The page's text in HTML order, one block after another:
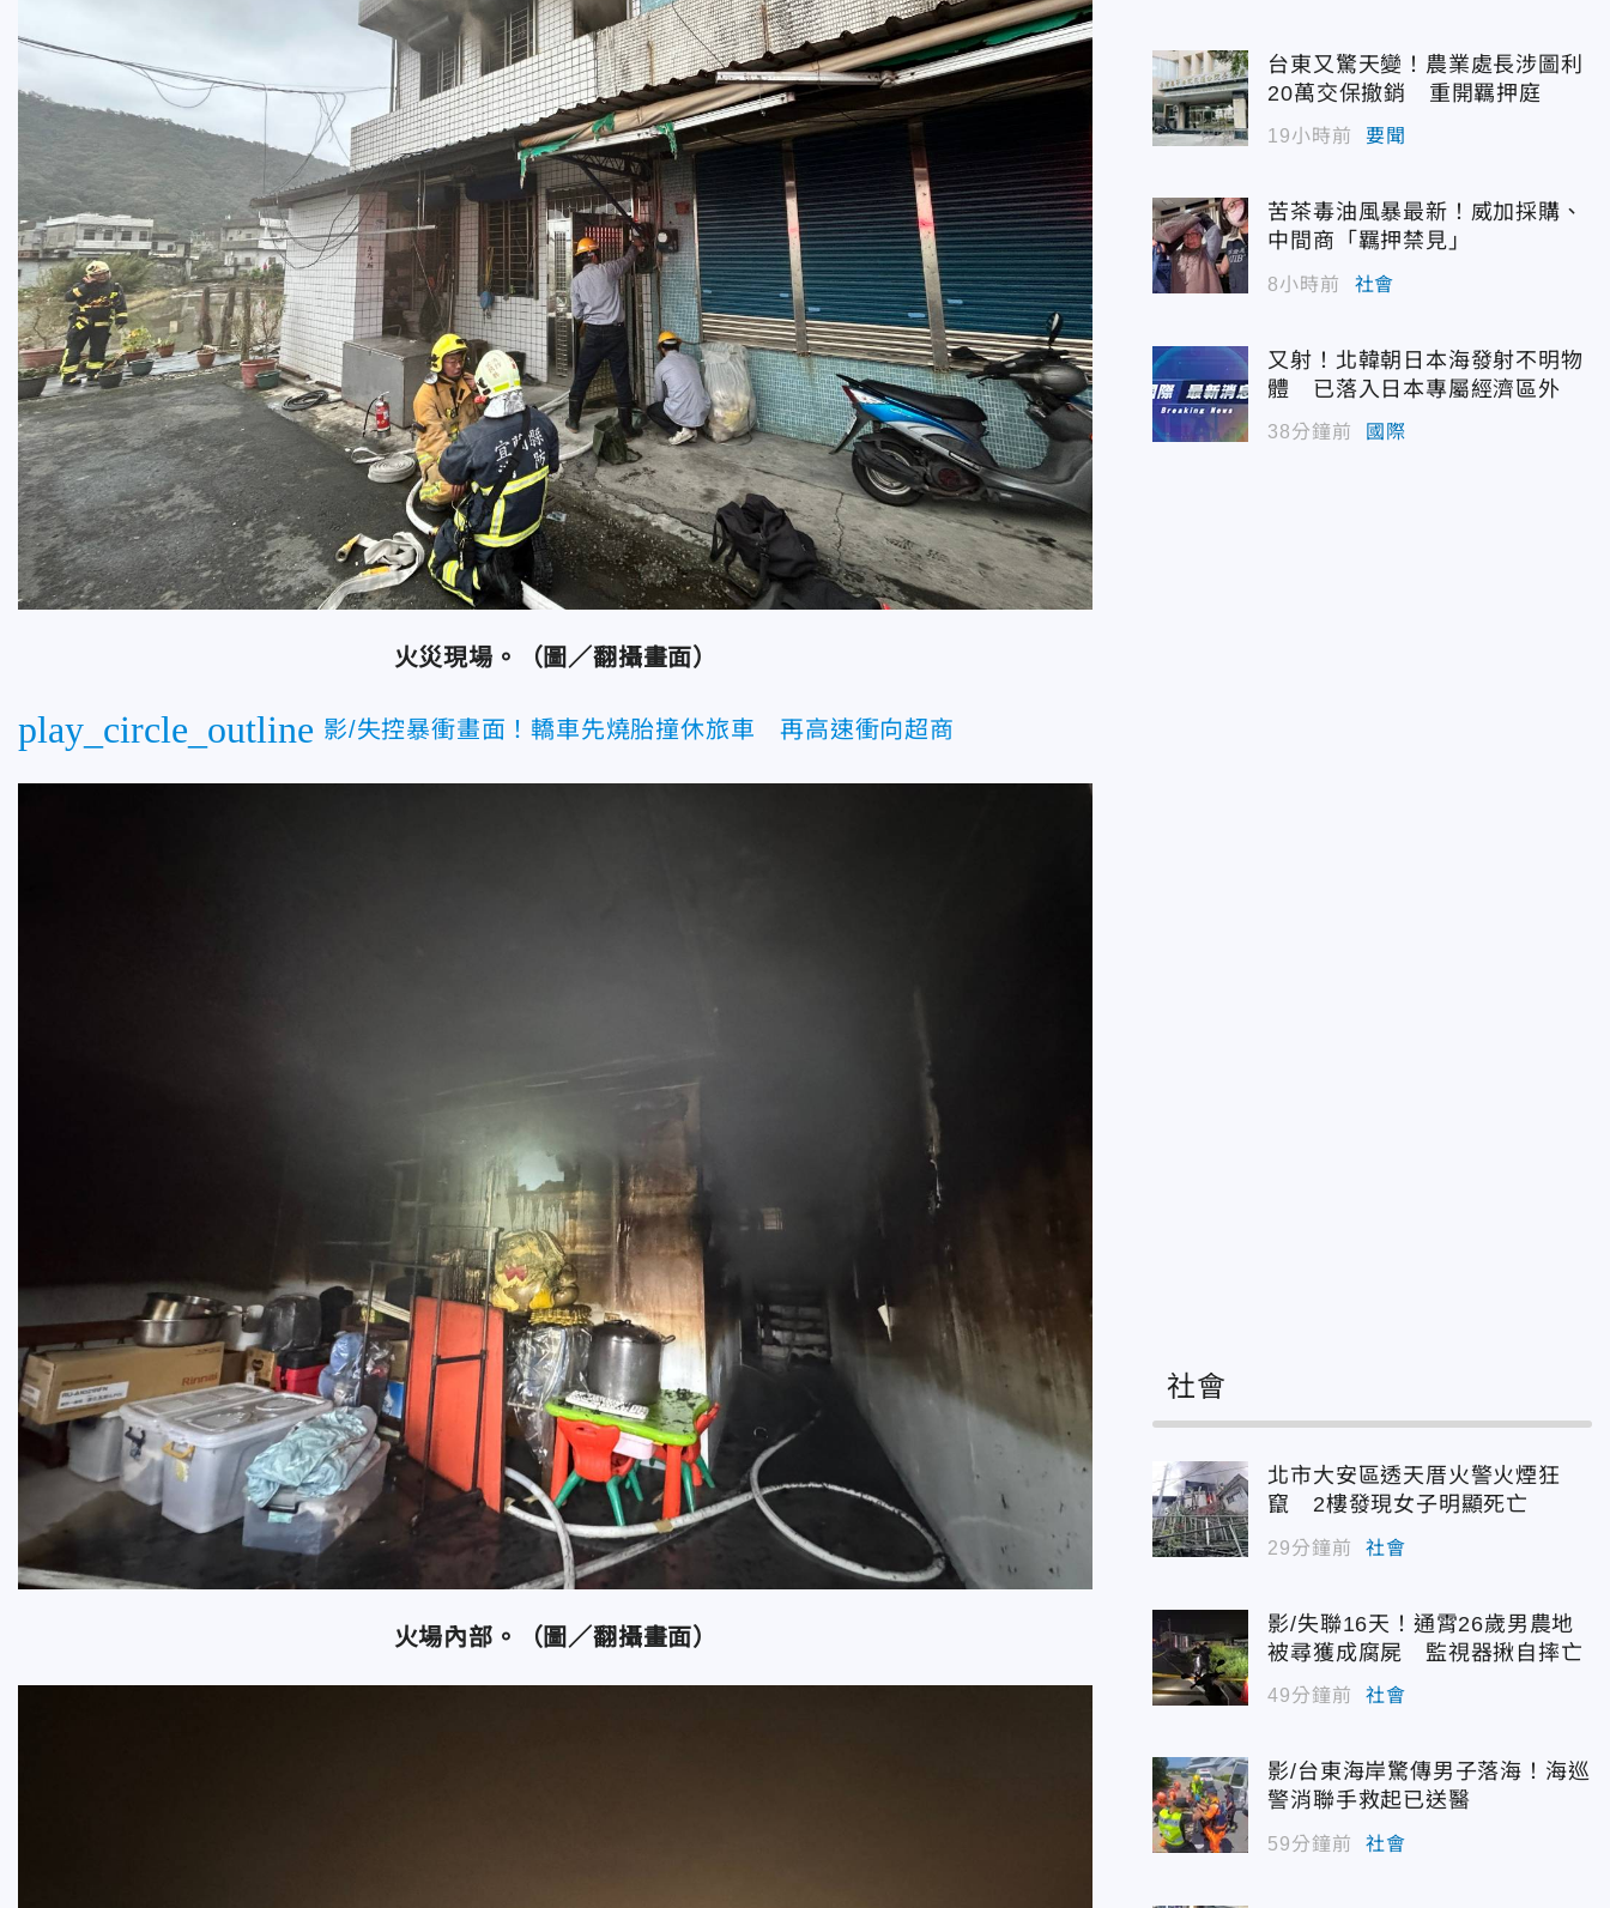
火災現場。（圖／翻攝畫面）
play_circle_outline 影/失控暴衝畫面！轎車先燒胎撞休旅車 再高速衝向超商
火場內部。（圖／翻攝畫面）
台東又驚天變！農業處長涉圖利
20萬交保撤銷 重開羈押庭
19小時前 要聞
苦茶毒油風暴最新！威加採購、
中間商「羈押禁見」
8小時前 社會
又射！北韓朝日本海發射不明物
體 已落入日本專屬經濟區外
38分鐘前 國際
社會
北市大安區透天厝火警火煙狂
竄 2樓發現女子明顯死亡
29分鐘前 社會
影/失聯16天！通霄26歲男農地
被尋獲成腐屍 監視器揪自摔亡
49分鐘前 社會
影/台東海岸驚傳男子落海！海巡
警消聯手救起已送醫
59分鐘前 社會